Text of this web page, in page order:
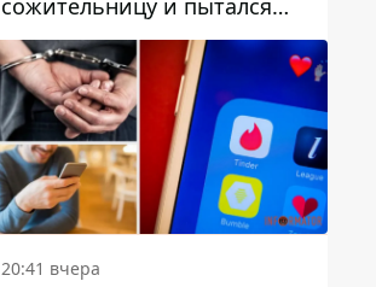
сожительницу и пытался
скрыть преступление:
детали
20:41 вчера